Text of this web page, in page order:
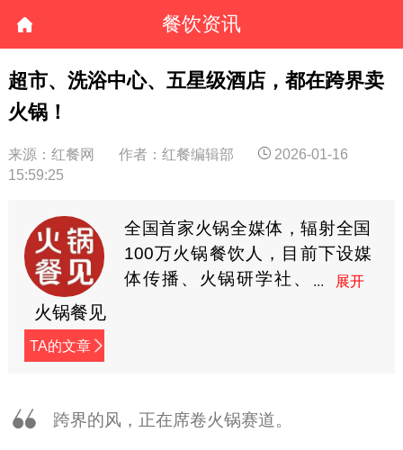
餐饮资讯
超市、洗浴中心、五星级酒店，都在跨界卖
火锅！
来源：红餐网 作者：红餐编辑部
2026-01-16
15:59:25
火锅餐见
TA的文章
全国首家火锅全媒体，辐射全国
100万火锅餐饮人，目前下设媒
体传播、火锅研学社、
跨界的风，正在席卷火锅赛道。